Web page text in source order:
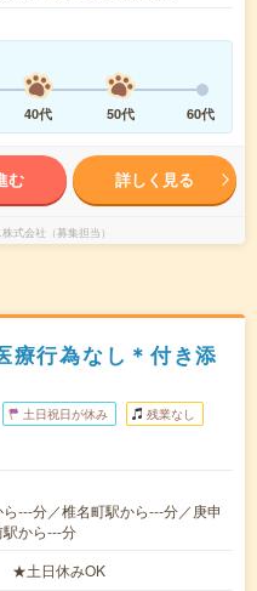
40代 50代 60代
む 詳しく見る
式会社（募集担当）
療行為なし＊付き添
土日祝日が休み 残業なし
---分／椎名町駅から---分／庚申
から---分
★土日休みOK